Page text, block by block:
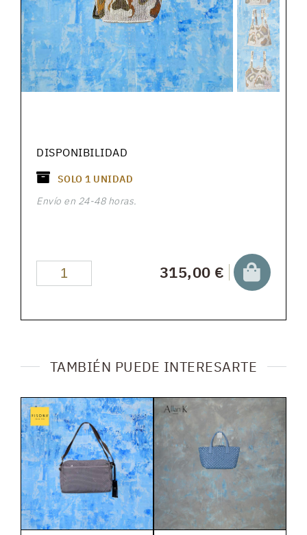
DISPONIBILIDAD
SOLO 1 UNIDAD
Envío en 24-48 horas.
315,00 €
TAMBIÉN PUEDE INTERESARTE